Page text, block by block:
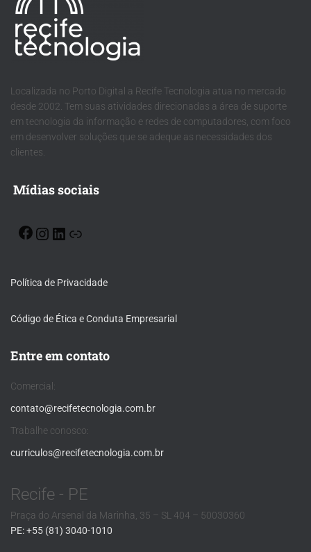
Localizada no Porto Digital a Recife Tecnologia atua no mercado
desde 2002. Tem suas atividades direcionadas a área de suporte
em tecnologia da informação e redes de computadores, com foco
em desenvolver soluções que se adeque as necessidades dos
clientes.
Mídias sociais
Política de Privacidade
Código de Ética e Conduta Empresarial
Entre em contato
Comercial:
contato@recifetecnologia.com.br
Trabalhe conosco:
curriculos@recifetecnologia.com.br
Recife - PE
Praça do Arsenal da Marinha, 35 – SL 404 – 50030360
PE: +55 (81) 3040-1010